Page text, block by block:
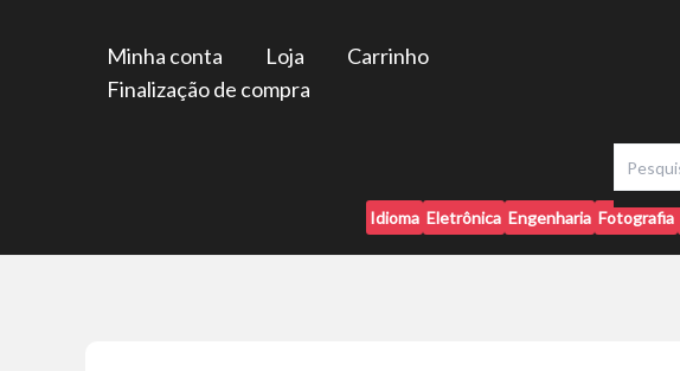
Minha conta Loja
Carrinho
Finalização de compra
Idioma Eletrônica Engenharia Fotografia